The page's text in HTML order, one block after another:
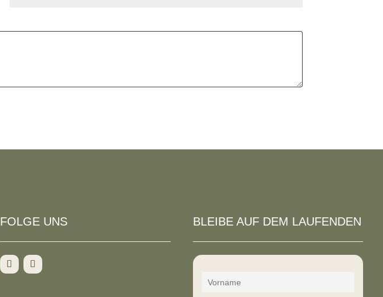
FOLGE UNS BLEIBE AUF DEM LAUFENDEN